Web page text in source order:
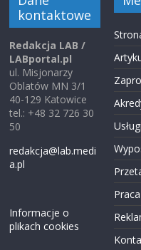
kontaktowe
Redakcja LAB /
LABportal.pl
ul. Misjonarzy
Oblatów MN 3/1
40-129 Katowice
tel.: +48 32 726 30
50
redakcja@lab.medi
a.pl
Informacje o
plikach cookies
Usługi
Praca